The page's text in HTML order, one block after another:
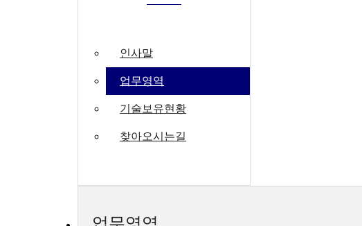
인사말
업무영역
기술보유현황
찾아오시는길